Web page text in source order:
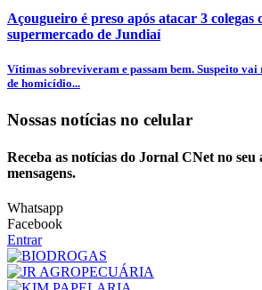
Açougueiro é preso após atacar 3 colegas
supermercado de Jundiaí
Vítimas sobreviveram e passam bem. Suspeito
de homicídio...
Nossas notícias no celular
Receba as notícias do Jornal CNet no
mensagens.
Whatsapp
Facebook
Entrar